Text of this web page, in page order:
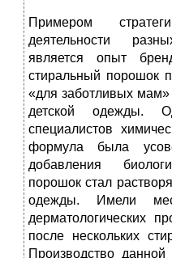
Примером
деятельности
является опыт
стиральный порошок
«для за­ботливых мам»
детской одежды.
специалистов
формула была
добавле­ния
порошок стал
одежды. Имели
дерматологических
после несколь­ких
Производство